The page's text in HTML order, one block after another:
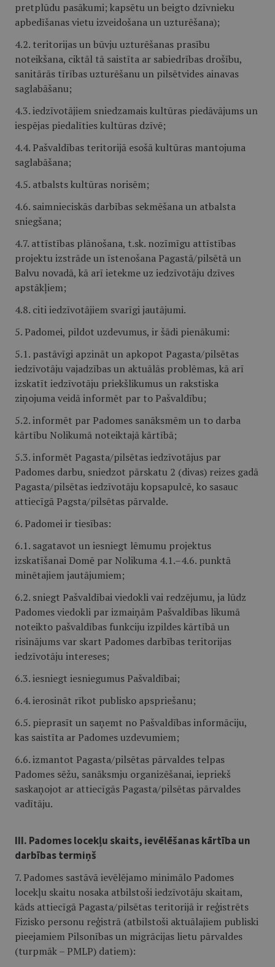
pretplūdu pasākumi; kapsētu un beigto dzīvnieku
apbedīšanas vietu izveidošana un uzturēšana);
4.2. teritorijas un būvju uzturēšanas prasību
noteikšana, ciktāl tā saistīta ar sabiedrības drošību,
sanitārās tīrības uzturēšanu un pilsētvides ainavas
saglabāšanu;
4.3. iedzīvotājiem sniedzamais kultūras piedāvājums un
iespējas piedalīties kultūras dzīvē;
4.4. Pašvaldības teritorijā esošā kultūras mantojuma
saglabāšana;
4.5. atbalsts kultūras norisēm;
4.6. saimnieciskās darbības sekmēšana un atbalsta
sniegšana;
4.7. attīstības plānošana, t.sk. nozīmīgu attīstības
projektu izstrāde un īstenošana Pagastā/pilsētā un
Balvu novadā, kā arī ietekme uz iedzīvotāju dzīves
apstākļiem;
4.8. citi iedzīvotājiem svarīgi jautājumi.
5. Padomei, pildot uzdevumus, ir šādi pienākumi:
5.1. pastāvīgi apzināt un apkopot Pagasta/pilsētas
iedzīvotāju vajadzības un aktuālās problēmas, kā arī
izskatīt iedzīvotāju priekšlikumus un rakstiska
ziņojuma veidā informēt par to Pašvaldību;
5.2. informēt par Padomes sanāksmēm un to darba
kārtību Nolikumā noteiktajā kārtībā;
5.3. informēt Pagasta/pilsētas iedzīvotājus par
Padomes darbu, sniedzot pārskatu 2 (divas) reizes gadā
Pagasta/pilsētas iedzīvotāju kopsapulcē, ko sasauc
attiecīgā Pagsta/pilsētas pārvalde.
6. Padomei ir tiesības:
6.1. sagatavot un iesniegt lēmumu projektus
izskatīšanai Domē par Nolikuma 4.1.–4.6. punktā
minētajiem jautājumiem;
6.2. sniegt Pašvaldībai viedokli vai redzējumu, ja lūdz
Padomes viedokli par izmaiņām Pašvaldības likumā
noteikto pašvaldības funkciju izpildes kārtībā un
risinājums var skart Padomes darbības teritorijas
iedzīvotāju intereses;
6.3. iesniegt iesniegumus Pašvaldībai;
6.4. ierosināt rīkot publisko apspriešanu;
6.5. pieprasīt un saņemt no Pašvaldības informāciju,
kas saistīta ar Padomes uzdevumiem;
6.6. izmantot Pagasta/pilsētas pārvaldes telpas
Padomes sēžu, sanāksmju organizēšanai, iepriekš
saskaņojot ar attiecīgās Pagasta/pilsētas pārvaldes
vadītāju.
III. Padomes locekļu skaits, ievēlēšanas kārtība un
darbības termiņš
7. Padomes sastāvā ievēlējamo minimālo Padomes
locekļu skaitu nosaka atbilstoši iedzīvotāju skaitam,
kāds attiecīgā Pagasta/pilsētas teritorijā ir reģistrēts
Fizisko personu reģistrā (atbilstoši aktuālajiem publiski
pieejamiem Pilsonības un migrācijas lietu pārvaldes
(turpmāk – PMLP) datiem):